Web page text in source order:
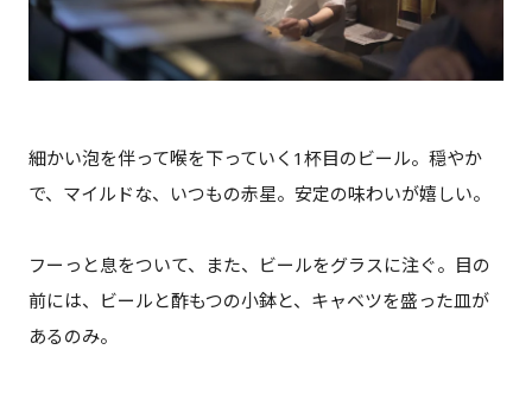
細かい泡を伴って喉を下っていく1杯目のビール。穏やか
で、マイルドな、いつもの赤星。安定の味わいが嬉しい。
フーっと息をついて、また、ビールをグラスに注ぐ。目の
前には、ビールと酢もつの小鉢と、キャベツを盛った皿が
あるのみ。